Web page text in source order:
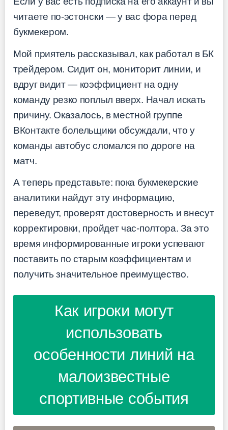
читаете по-эстонски — у вас фора перед
букмекером.
Мой приятель рассказывал, как работал в БК
трейдером. Сидит он, мониторит линии, и
вдруг видит — коэффициент на одну
команду резко поплыл вверх. Начал искать
причину. Оказалось, в местной группе
ВКонтакте болельщики обсуждали, что у
команды автобус сломался по дороге на
матч.
А теперь представьте: пока букмекерские
аналитики найдут эту информацию,
переведут, проверят достоверность и внесут
корректировки, пройдет час-полтора. За это
время информированные игроки успевают
поставить по старым коэффициентам и
получить значительное преимущество.
Как игроки могут
использовать
особенности линий на
малоизвестные
спортивные события